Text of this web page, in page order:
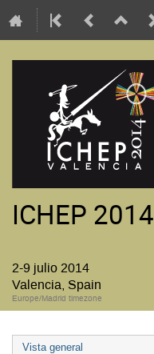
ICHEP 2014
2-9 julio 2014
Valencia, Spain
Europe/Madrid timezone
Vista general